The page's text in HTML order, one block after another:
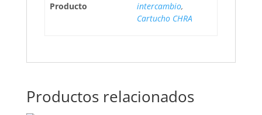
Producto
intercambio,
Cartucho CHRA
Productos relacionados